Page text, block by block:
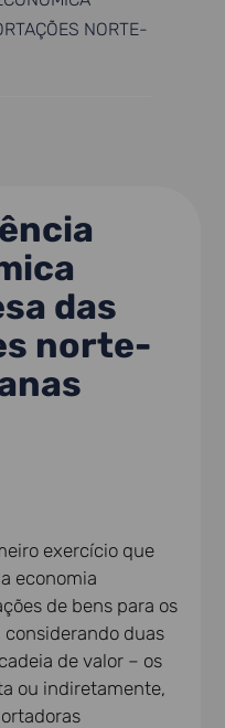
NORTE-
das
norte-
exercício que
economia
de bens para os
considerando duas
de valor – os
ou indiretamente,